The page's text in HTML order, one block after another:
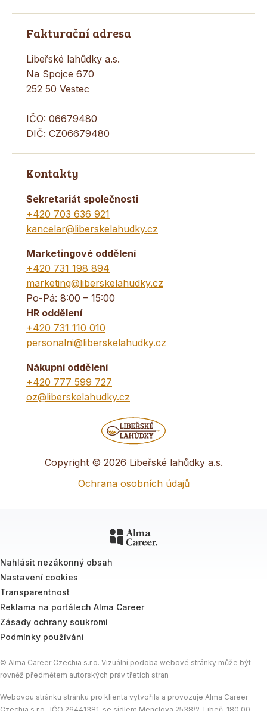
Fakturační adresa
Libeřské lahůdky a.s.
Na Spojce 670
252 50 Vestec
IČO: 06679480
DIČ: CZ06679480
Kontakty
Sekretariát společnosti
+420 703 636 921
kancelar@liberskelahudky.cz
Marketingové oddělení
+420 731 198 894
marketing@liberskelahudky.cz
Po-Pá: 8:00 – 15:00
HR oddělení
+420 731 110 010
personalni@liberskelahudky.cz
Nákupní oddělení
+420 777 599 727
oz@liberskelahudky.cz
Copyright © 2026 Libeřské lahůdky a.s.
Ochrana osobních údajů
Nahlásit nezákonný obsah
Nastavení cookies
Transparentnost
Reklama na portálech Alma Career
Zásady ochrany soukromí
Podmínky používání
© Alma Career Czechia s.r.o. Vizuální podoba webové stránky může být
rovněž předmětem autorských práv třetích stran
Webovou stránku stránku pro klienta vytvořila a provozuje Alma Career